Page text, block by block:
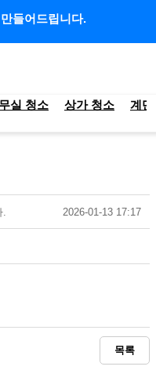
들어드립니다.
실 청소 상가 청소 계
. 2026-01-13 17:17
목록